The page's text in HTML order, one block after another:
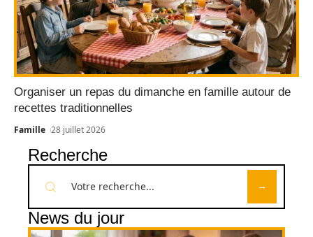
Organiser un repas du dimanche en famille autour de
recettes traditionnelles
Famille 28 juillet 2026
Recherche
News du jour